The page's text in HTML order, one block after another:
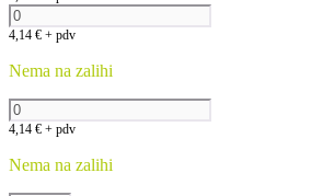
4,14 € + pdv
Nema na zalihi
4,14 € + pdv
Nema na zalihi